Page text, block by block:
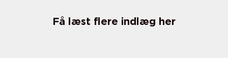
Få læst flere indlæg her